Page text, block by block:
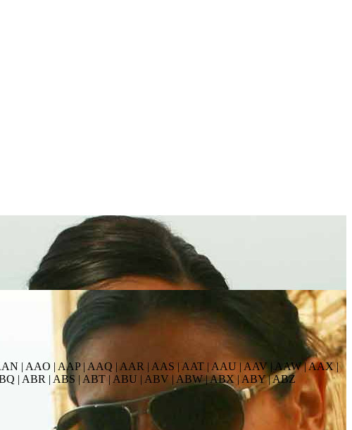
| AAO | AAP | AAQ | AAR | AAS | AAT | AAU | AAV | AAW | AAX |
| ABR | ABS | ABT | ABU | ABV | ABW | ABX | ABY | ABZ